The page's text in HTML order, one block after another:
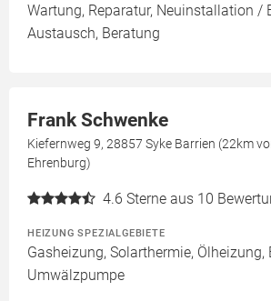
Wartung, Reparatur, Neuinstallation /
Austausch, Beratung
Frank Schwenke
Kiefernweg 9, 28857 Syke Barrien (22km
Ehrenburg)
4.6 Sterne aus 10
HEIZUNG SPEZIALGEBIETE
Gasheizung, Solarthermie, Ölheizung,
Umwälzpumpe